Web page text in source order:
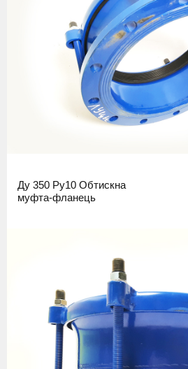
Ду 350 Ру10 Обтискна
муфта-фланець